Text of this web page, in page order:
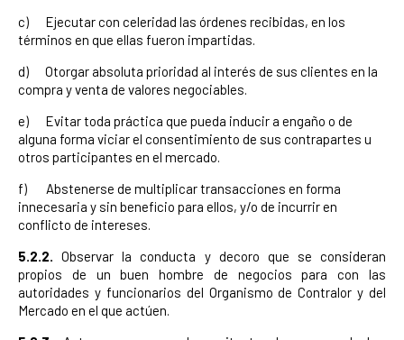
c) Ejecutar con celeridad las órdenes recibidas, en los
términos en que ellas fueron impartidas.
d) Otorgar absoluta prioridad al interés de sus clientes en la
compra y venta de valores negociables.
e) Evitar toda práctica que pueda inducir a engaño o de
alguna forma viciar el consentimiento de sus contrapartes u
otros participantes en el mercado.
f) Abstenerse de multiplicar transacciones en forma
innecesaria y sin beneficio para ellos, y/o de incurrir en
conflicto de intereses.
5.2.2. Observar la conducta y decoro que se consideran
propios de un buen hombre de negocios para con las
autoridades y funcionarios del Organismo de Contralor y del
Mercado en el que actúen.